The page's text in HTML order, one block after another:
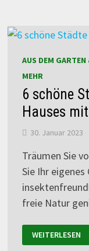
AUS DEM
MEHR
6 schöne
Hauses
30. Januar 2023
Träumen Sie
Sie Ihr eigenes
freie Natur
WEITERLESEN